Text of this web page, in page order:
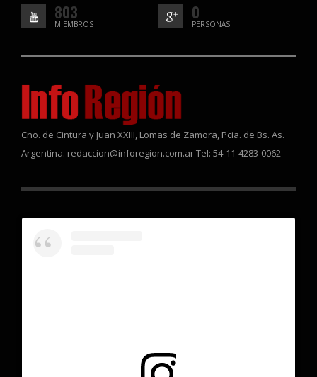
803
MIEMBROS
0
PERSONAS
Cno. de Cintura y Juan XXIII, Lomas de Zamora, Pcia. de Bs. As.
Argentina. redaccion@inforegion.com.ar Tel: 54-11-4283-0062